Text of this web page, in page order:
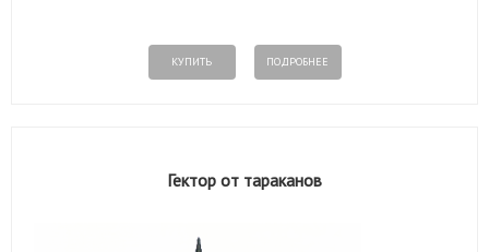
КУПИТЬ ПОДРОБНЕЕ
Гектор от тараканов